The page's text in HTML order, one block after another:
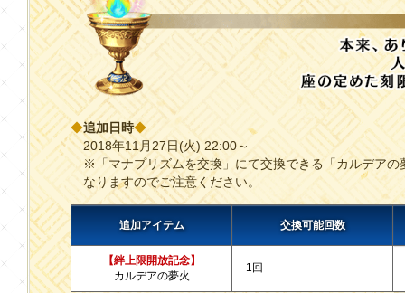
◆追加日時◆
2018年11月27日(火) 22:00～
※「マナプリズムを交換」にて交換できる「カルデア
なりますのでご注意ください。
追加アイテム 交換可能回数
【絆上限開放記念】
カルデアの夢火
1回